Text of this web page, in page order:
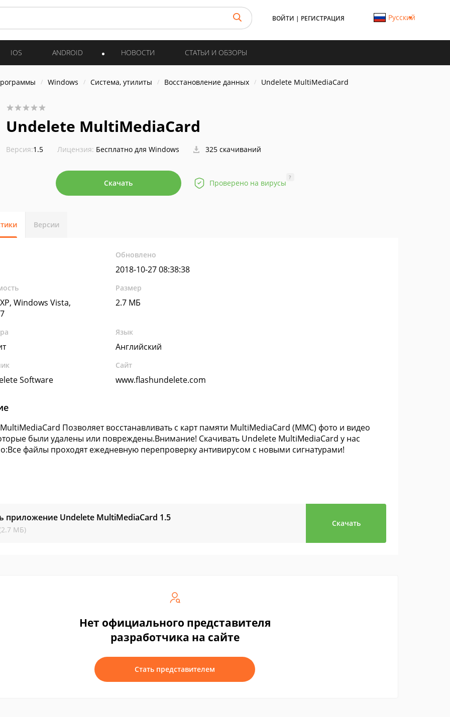
ВОЙТИ | РЕГИСТРАЦИЯ Русский
IOS ANDROID НОВОСТИ СТАТЬИ И ОБЗОРЫ
Windows Система, утилиты Восстановление данных Undelete MultiMediaCard
Undelete MultiMediaCard
Версия:1.5 Лицензия: Бесплатно для Windows 325 скачиваний
Скачать Проверено на вирусы
?
Версии
Обновлено
2018-10-27 08:38:38
Windows Vista,
Размер
2.7 МБ
Язык
Английский
Software
Сайт
www.flashundelete.com
Позволяет восстанавливать с карт памяти MultiMediaCard (MMC) фото и видео
были удалены или повреждены.Внимание! Скачивать Undelete MultiMediaCard у нас
файлы проходят ежедневную перепроверку антивирусом с новыми сигнатурами!
приложение Undelete MultiMediaCard 1.5
МБ)
Скачать
Нет официального представителя
разработчика на сайте
Стать представителем